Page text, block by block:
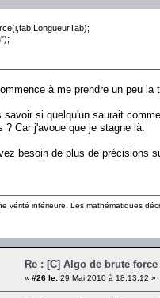
à me prendre un peu la
savoir si quelqu'un saurait
? Car j'avoue que je stagne là.
besoin de plus de précisions
vérité intérieure. Les mathématiques
Re : [C] Algo de brute force
« #26 le: 29 Mai 2010 à 18:13:12 »